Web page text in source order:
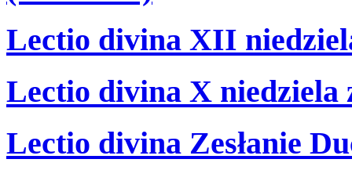
Lectio divina XII
Lectio divina X niedziela
Lectio divina Zesłanie